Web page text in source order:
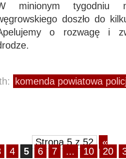
minionym tygodniu
doszło do
o rozwagę i
komenda powiatowa
Strona 5 z 52
«
4 5 6 7 ... 10 20